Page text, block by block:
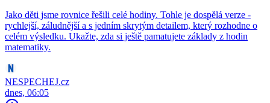
Jako děti jsme rovnice řešili celé hodiny. Tohle je dospělá verze -
rychlejší, záludnější a s jedním skrytým detailem, který rozhodne o
celém výsledku. Ukažte, zda si ještě pamatujete základy z hodin
matematiky.
NESPECHEJ.cz
dnes, 06:05